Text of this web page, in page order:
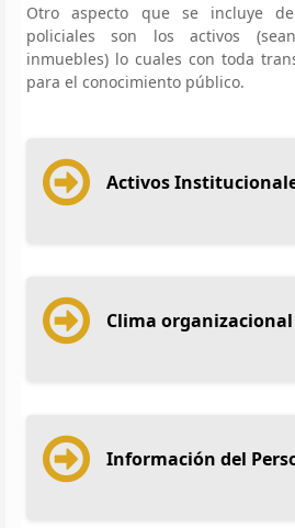
Otro aspecto que se incluye
policiales son los activos
inmuebles) lo cuales con toda
para el conocimiento público.
Activos
Clima organizacional
Información del